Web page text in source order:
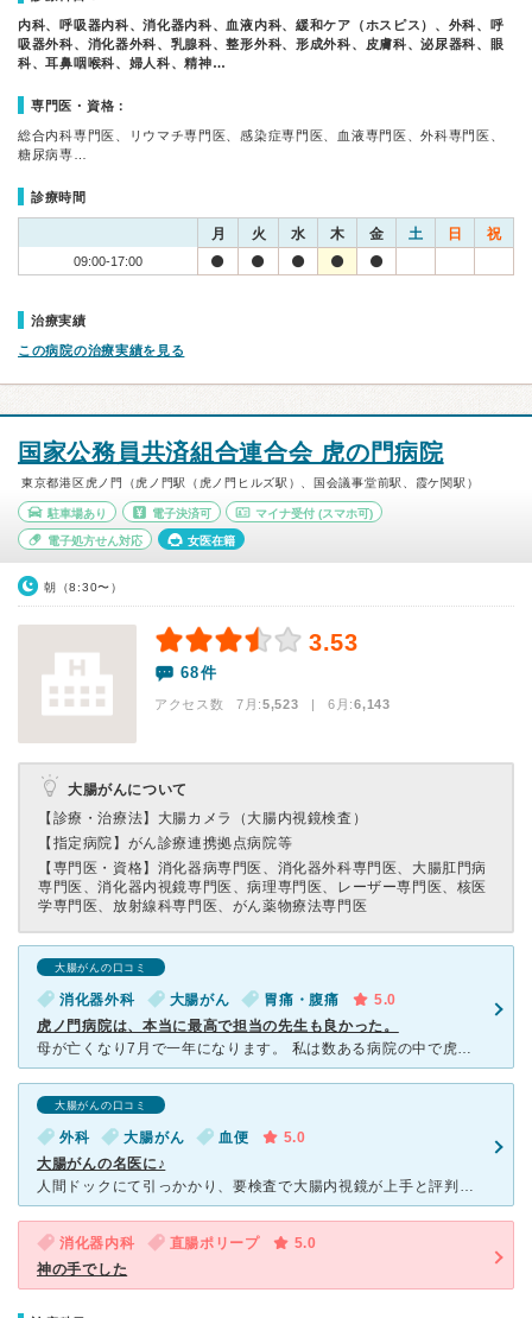
内科、呼吸器内科、消化器内科、血液内科、緩和ケア（ホスピス）、外科、呼
吸器外科、消化器外科、乳腺科、整形外科、形成外科、皮膚科、泌尿器科、眼
科、耳鼻咽喉科、婦人科、精神…
専門医・資格：
総合内科専門医、リウマチ専門医、感染症専門医、血液専門医、外科専門医、
糖尿病専…
診療時間
月 火 水 木 金 土 日 祝
09:00-17:00
治療実績
この病院の治療実績を見る
国家公務員共済組合連合会 虎の門病院
東京都港区虎ノ門（虎ノ門駅（虎ノ門ヒルズ駅）、国会議事堂前駅、霞ケ関駅）
駐車場あり 電子決済可 マイナ受付 (スマホ可)
電子処方せん対応 女医在籍
朝（8:30〜）
3.53
68件
アクセス数 7月:5,523 | 6月:6,143
大腸がんについて
【診療・治療法】 大腸カメラ（大腸内視鏡検査）
【指定病院】 がん診療連携拠点病院等
【専門医・資格】 消化器病専門医、消化器外科専門医、大腸肛門病
専門医、消化器内視鏡専門医、病理専門医、レーザー専門医、核医
学専門医、放射線科専門医、がん薬物療法専門医
大腸がんの口コミ
消化器外科 大腸がん 胃痛・腹痛
5.0
虎ノ門病院は、本当に最高で担当の先生も良かった。
母が亡くなり7月で一年になります。 私は数ある病院の中で虎ノ門の消化器外科の福井先生に母を最後までみて下さり看取って下さり本当に感謝をしています。 元気になれれば良かったのですが末期癌で。
大腸がんの口コミ
外科 大腸がん 血便
5.0
大腸がんの名医に♪
人間ドックにて引っかかり、要検査で大腸内視鏡が上手と評判の近所のクリニックで検査をしたところ大きな腫瘍がみつかりました。そちらのクリニックではこんな大きな腫瘍は取れないしがんの可能性もあるという事で、
消化器内科 直腸ポリープ
5.0
神の手でした